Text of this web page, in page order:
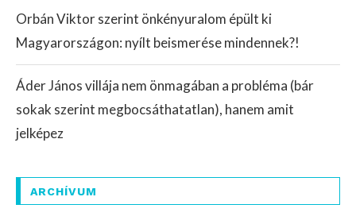
Orbán Viktor szerint önkényuralom épült ki
Magyarországon: nyílt beismerése mindennek?!
Áder János villája nem önmagában a probléma (bár
sokak szerint megbocsáthatatlan), hanem amit
jelképez
ARCHÍVUM